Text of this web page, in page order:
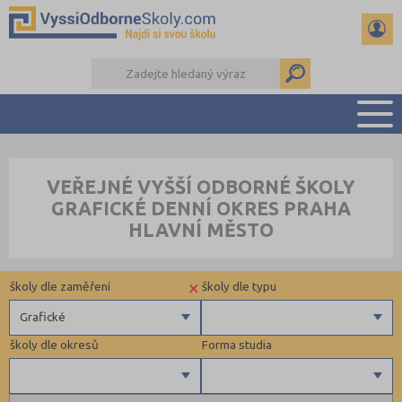
PŘÍPRAVA NA PŘIJÍMAČKY
KALENDÁŘ AKCÍ
DALŠÍ DRUHY ŠKOL
VEŘEJNÉ VYŠŠÍ ODBORNÉ ŠKOLY
GRAFICKÉ DENNÍ OKRES PRAHA
HLAVNÍ MĚSTO
Forma studia
školy dle okresů
školy dle typu
Soukromé
×
Grafické
školy dle zaměření
Zdravotnické